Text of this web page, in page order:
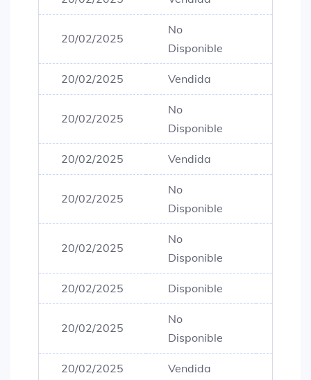
20/02/2025
No
Disponible
20/02/2025 Vendida
20/02/2025
No
Disponible
20/02/2025 Vendida
20/02/2025
No
Disponible
20/02/2025
No
Disponible
20/02/2025 Disponible
20/02/2025
No
Disponible
20/02/2025 Vendida